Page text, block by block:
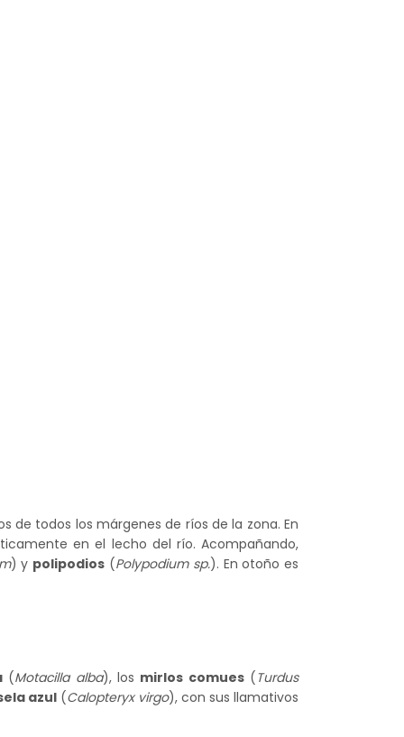
de todos los márgenes de ríos de la zona. En
en el lecho del río. Acompañando,
) y polipodios (Polypodium sp.). En otoño es
(Motacilla alba), los mirlos comues(Turdus
azul(Calopteryx virgo), con sus llamativos